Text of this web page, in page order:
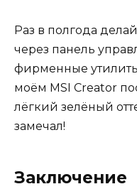
Раз в полгода
через панель
фирменные
моём MSI Creator
лёгкий зелёный
замечал!
Заключение